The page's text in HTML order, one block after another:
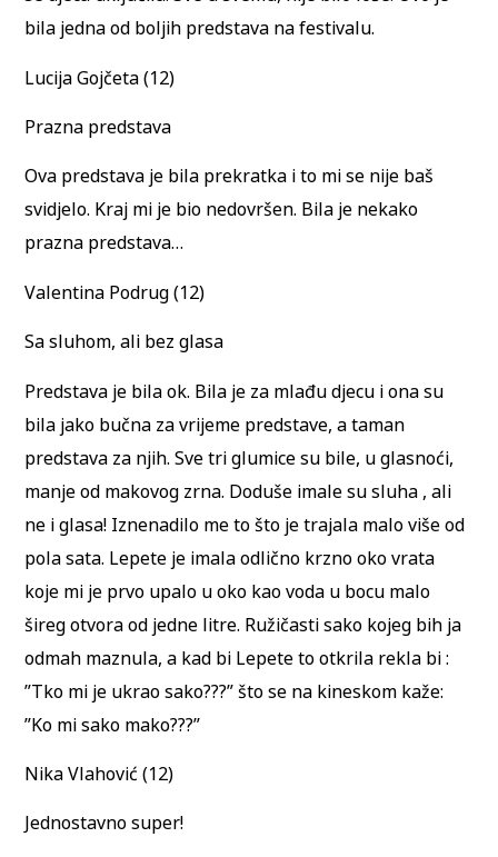
bila jedna od boljih predstava na festivalu.
Lucija Gojčeta (12)
Prazna predstava
Ova predstava je bila prekratka i to mi se nije baš
svidjelo. Kraj mi je bio nedovršen. Bila je nekako
prazna predstava…
Valentina Podrug (12)
Sa sluhom, ali bez glasa
Predstava je bila ok. Bila je za mlađu djecu i ona su
bila jako bučna za vrijeme predstave, a taman
predstava za njih. Sve tri glumice su bile, u glasnoći,
manje od makovog zrna. Doduše imale su sluha , ali
ne i glasa! Iznenadilo me to što je trajala malo više od
pola sata. Lepete je imala odlično krzno oko vrata
koje mi je prvo upalo u oko kao voda u bocu malo
šireg otvora od jedne litre. Ružičasti sako kojeg bih ja
odmah maznula, a kad bi Lepete to otkrila rekla bi :
”Tko mi je ukrao sako???” što se na kineskom kaže:
”Ko mi sako mako???”
Nika Vlahović (12)
Jednostavno super!